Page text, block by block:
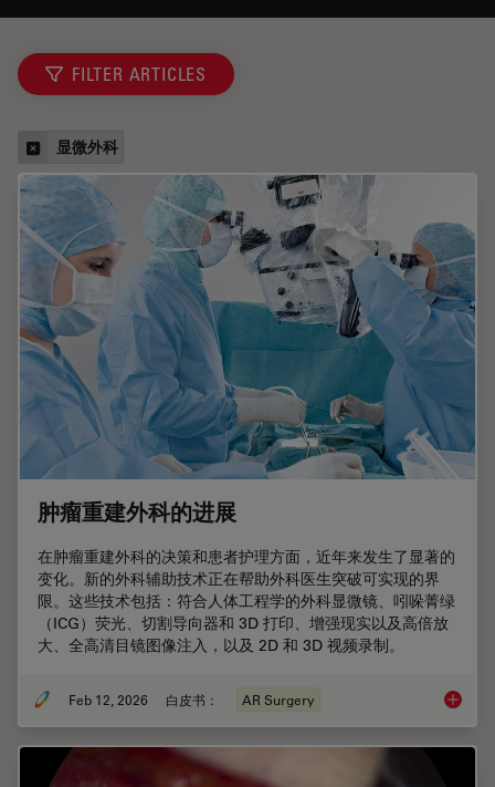
FILTER ARTICLES
显微外科
肿瘤重建外科的进展
在肿瘤重建外科的决策和患者护理方面，近年来发生了显著的
变化。新的外科辅助技术正在帮助外科医生突破可实现的界
限。这些技术包括：符合人体工程学的外科显微镜、吲哚菁绿
（ICG）荧光、切割导向器和 3D 打印、增强现实以及高倍放
大、全高清目镜图像注入，以及 2D 和 3D 视频录制。
Feb 12, 2026 白皮书： AR Surgery 肿瘤重